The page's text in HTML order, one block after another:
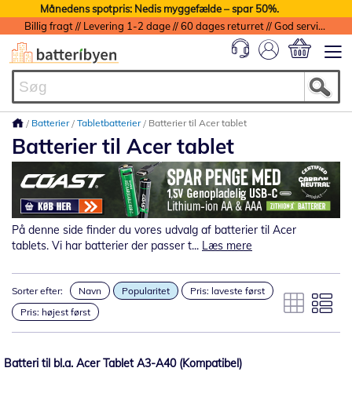
Månedens spotpris: Nedis myggefælde – spar 50%.
Billig fragt // Levering 1-2 dage // 60 dages returret // God service med garanti
Batterier Tabletbatterier Batterier til Acer tablet
Batterier til Acer tablet
På denne side finder du vores udvalg af batterier til Acer
tablets. Vi har batterier der passer t... Læs mere
Sorter efter: Navn Popularitet
Pris: laveste først
Pris: højest først
Batteri til bl.a. Acer Tablet A3-A40 (Kompatibel)